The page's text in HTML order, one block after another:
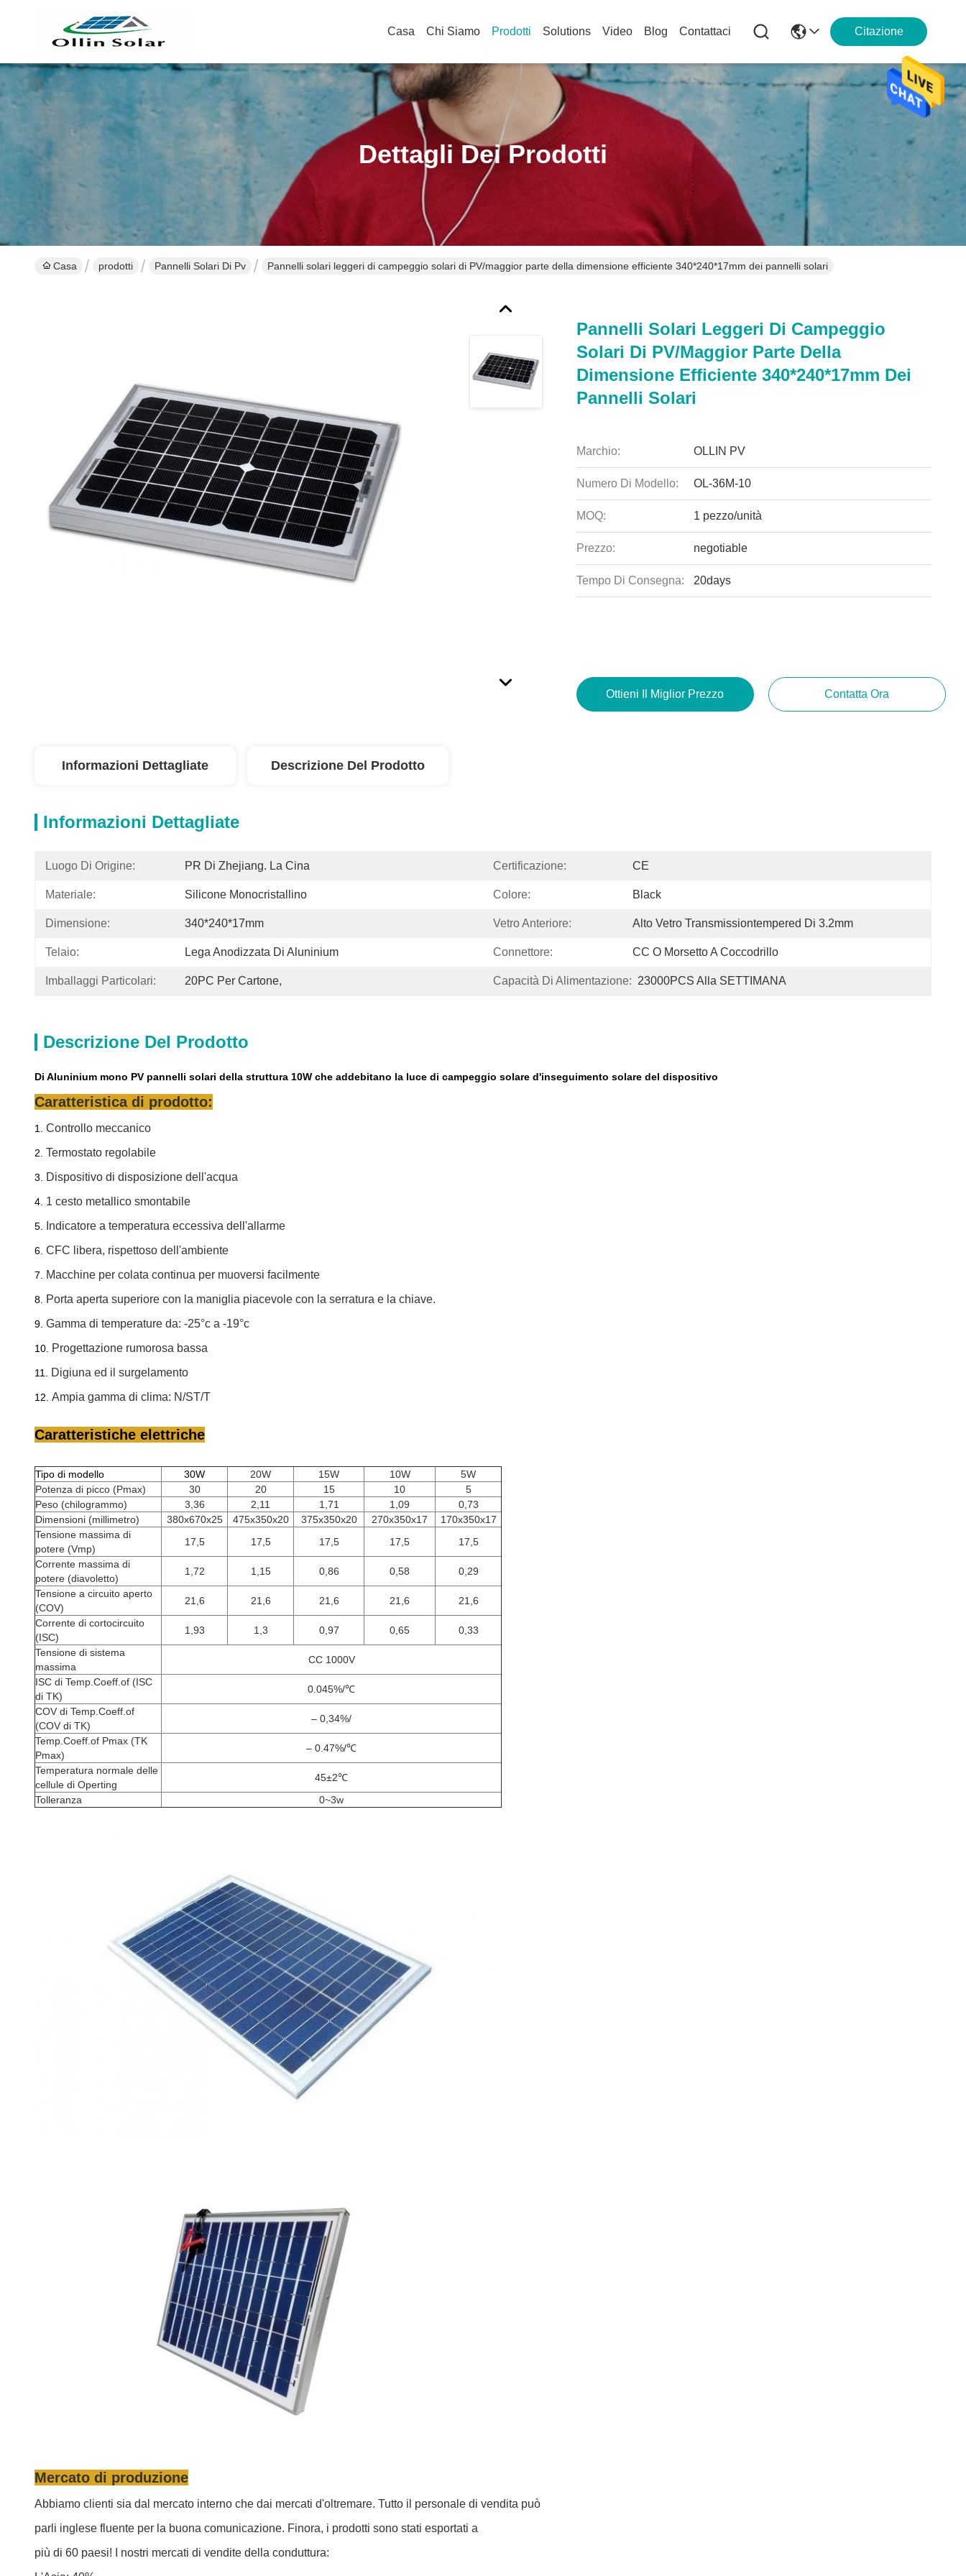
Casa Chi Siamo Prodotti Solutions Video Blog Contattaci Citazione
Dettagli Dei Prodotti
Casa prodotti Pannelli Solari Di Pv Pannelli solari leggeri di campeggio solari di PV/maggior parte della dimensione efficiente 340*240*17mm dei pannelli solari
Pannelli Solari Leggeri Di Campeggio
Solari Di PV/maggior Parte Della
Dimensione Efficiente 340*240*17mm Dei
Pannelli Solari
Marchio: OLLIN PV
Numero Di Modello: OL-36M-10
MOQ: 1 pezzo/unità
Prezzo: negotiable
Tempo Di Consegna: 20days
Ottieni Il Miglior Prezzo Contatta Ora
Informazioni Dettagliate Descrizione Del Prodotto
Informazioni Dettagliate
Luogo Di Origine: PR Di Zhejiang. La Cina Certificazione: CE
Materiale: Silicone Monocristallino Colore: Black
Dimensione: 340*240*17mm Vetro Anteriore: Alto Vetro Transmissiontempered Di 3.2mm
Telaio: Lega Anodizzata Di Aluninium Connettore: CC O Morsetto A Coccodrillo
Imballaggi Particolari: 20PC Per Cartone, Capacità Di Alimentazione: 23000PCS Alla SETTIMANA
Descrizione Del Prodotto
Di Aluninium mono PV pannelli solari della struttura 10W che addebitano la luce di campeggio solare d'inseguimento solare del dispositivo
Caratteristica di prodotto:
1. Controllo meccanico
2. Termostato regolabile
3. Dispositivo di disposizione dell'acqua
4. 1 cesto metallico smontabile
5. Indicatore a temperatura eccessiva dell'allarme
6. CFC libera, rispettoso dell'ambiente
7. Macchine per colata continua per muoversi facilmente
8. Porta aperta superiore con la maniglia piacevole con la serratura e la chiave.
9. Gamma di temperature da: -25°c a -19°c
10. Progettazione rumorosa bassa
11. Digiuna ed il surgelamento
12. Ampia gamma di clima: N/ST/T
Caratteristiche elettriche
Tipo di modello 30W 20W 15W 10W
5W
Potenza di picco (Pmax)
30 20 15 10
5
Peso (chilogrammo)
3,36 2,11 1,71 1,09
0,73
Dimensioni (millimetro)
380x670x25 475x350x20 375x350x20 270x350x17
170x350x17
Tensione massima di
potere (Vmp)
17,5 17,5 17,5 17,5
17,5
Corrente massima di
potere (diavoletto)
1,72 1,15 0,86 0,58
0,29
Tensione a circuito aperto
(COV)
21,6 21,6 21,6 21,6
21,6
Corrente di cortocircuito
(ISC)
1,93 1,3 0,97 0,65
0,33
Tensione di sistema
massima
CC 1000V
ISC di Temp.Coeff.of (ISC
di TK)
0.045%/℃
COV di Temp.Coeff.of
(COV di TK)
– 0,34%/
Temp.Coeff.of Pmax (TK
Pmax)
– 0.47%/℃
Temperatura normale delle
cellule di Operting
45±2℃
Tolleranza
0~3w
Mercato di produzione
Abbiamo clienti sia dal mercato interno che dai mercati d'oltremare. Tutto il personale di vendita può
parli inglese fluente per la buona comunicazione. Finora, i prodotti sono stati esportati a
più di 60 paesi! I nostri mercati di vendite della conduttura: